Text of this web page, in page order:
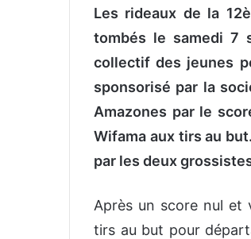
Les rideaux de la 12
tombés le samedi 7
collectif des jeunes
sponsorisé par la
Amazones par le
Wifama aux tirs au
par les deux
Après un score nul et
tirs au but pour